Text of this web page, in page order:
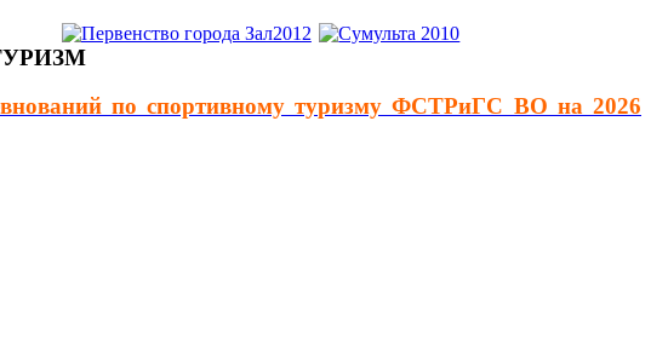
по спортивному туризму ФСТРиГС ВО на 2026